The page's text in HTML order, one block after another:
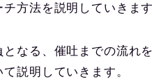
方法を説明していきます
なる、催吐までの流れ
説明していきます。